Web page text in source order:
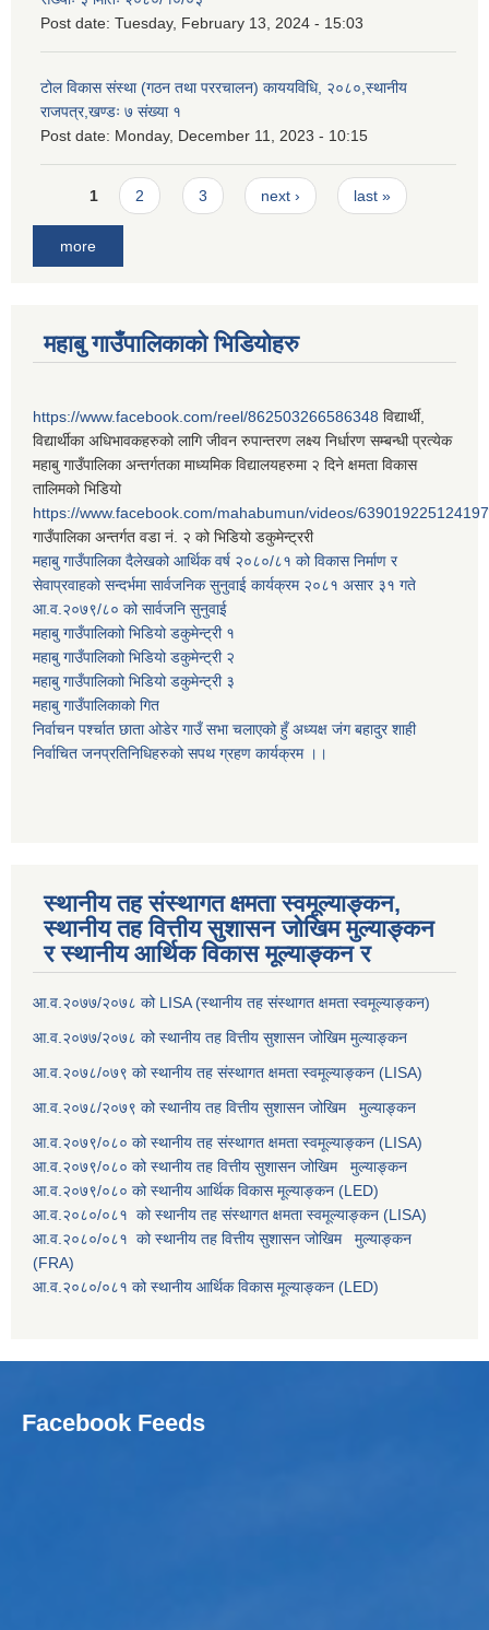
Post date: Tuesday, February 13, 2024 - 15:03
टोल विकास संस्था (गठन तथा पररचालन) काययविधि, २०८०,स्थानीय
राजपत्र,खण्डः ७ संख्या १
Post date: Monday, December 11, 2023 - 10:15
Pages
1 2 3 next › last »
more
महाबु गाउँपालिकाको भिडियोहरु
https://www.facebook.com/reel/862503266586348 विद्यार्थी,
विद्यार्थीका अधिभावकहरुको लागि जीवन रुपान्तरण लक्ष्य निर्धारण सम्बन्धी प्रत्येक
महाबु गाउँपालिका अन्तर्गतका माध्यमिक विद्यालयहरुमा २ दिने क्षमता विकास
तालिमको भिडियो
https://www.facebook.com/mahabumun/videos/639019225124197
गाउँपालिका अन्तर्गत वडा नं. २ को भिडियो डकुमेन्ट्ररी
महाबु गाउँपालिका दैलेखको आर्थिक वर्ष २०८०/८१ को विकास निर्माण र
सेवाप्रवाहको सन्दर्भमा सार्वजनिक सुनुवाई कार्यक्रम २०८१ असार ३१ गते
आ.व.२०७९/८० को सार्वजनि सुनुवाई
महाबु गाउँपालिकाो भिडियो डकुमेन्ट्री १
महाबु गाउँपालिकाो भिडियो डकुमेन्ट्री २
महाबु गाउँपालिकाो भिडियो डकुमेन्ट्री ३
महाबु गाउँपालिकाको गित
निर्वाचन पर्श्चात छाता ओडेर गाउँ सभा चलाएको हुँ अध्यक्ष जंग बहादुर शाही
निर्वाचित जनप्रतिनिधिहरुको सपथ ग्रहण कार्यक्रम ।।
स्थानीय तह संस्थागत क्षमता स्वमूल्याङ्कन,
स्थानीय तह वित्तीय सुशासन जोखिम मुल्याङ्कन
र स्थानीय आर्थिक विकास मूल्याङ्कन र
आ.व.२०७७/२०७८ को LISA (स्थानीय तह संस्थागत क्षमता स्वमूल्याङ्कन)
आ.व.२०७७/२०७८ को स्थानीय तह वित्तीय सुशासन जोखिम मुल्याङ्कन
आ.व.२०७८/०७९ को स्थानीय तह संस्थागत क्षमता स्वमूल्याङ्कन (LISA)
आ.व.२०७८/२०७९ को स्थानीय तह वित्तीय सुशासन जोखिम मुल्याङ्कन
आ.व.२०७९/०८० को स्थानीय तह संस्थागत क्षमता स्वमूल्याङ्कन (LISA)
आ.व.२०७९/०८० को स्थानीय तह वित्तीय सुशासन जोखिम मुल्याङ्कन
आ.व.२०७९/०८० को स्थानीय आर्थिक विकास मूल्याङ्कन (LED)
आ.व.२०८०/०८१ को स्थानीय तह संस्थागत क्षमता स्वमूल्याङ्कन (LISA)
आ.व.२०८०/०८१ को स्थानीय तह वित्तीय सुशासन जोखिम मुल्याङ्कन
(FRA)
आ.व.२०८०/०८१ को स्थानीय आर्थिक विकास मूल्याङ्कन (LED)
Facebook Feeds